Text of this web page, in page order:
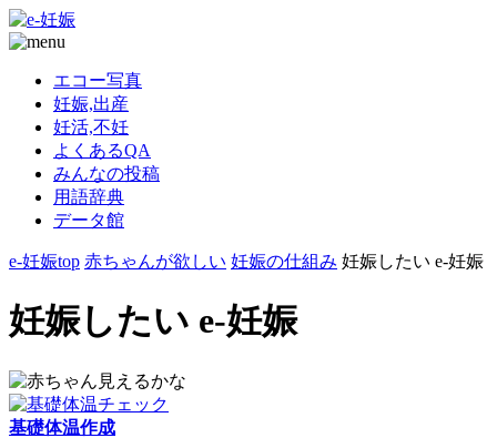
エコー写真
妊娠,出産
妊活,不妊
よくあるQA
みんなの投稿
用語辞典
データ館
e-妊娠top 赤ちゃんが欲しい 妊娠の仕組み 妊娠したい e-妊娠
妊娠したい e-妊娠
基礎体温作成